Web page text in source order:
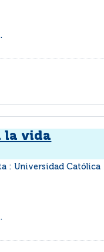
la vida
: Universidad Católica